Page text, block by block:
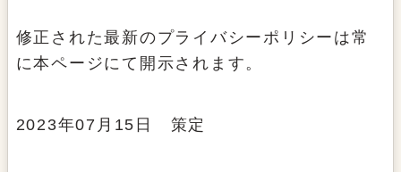
修正された最新のプライバシーポリシーは常
に本ページにて開示されます。
2023年07月15日 策定